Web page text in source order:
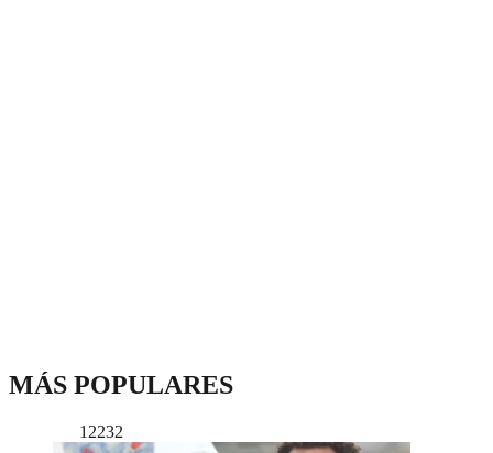
MÁS POPULARES
12232